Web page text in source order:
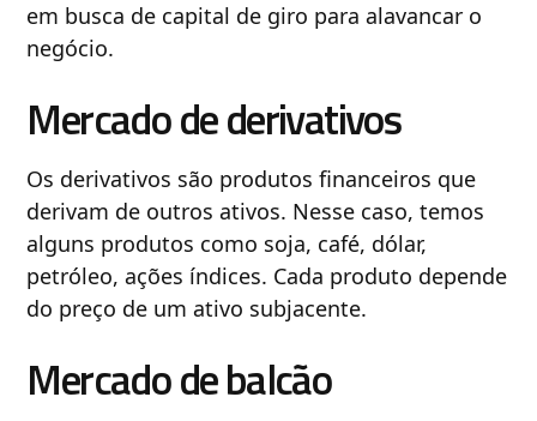
em busca de capital de giro para alavancar o
negócio.
Mercado de derivativos
Os derivativos são produtos financeiros que
derivam de outros ativos. Nesse caso, temos
alguns produtos como soja, café, dólar,
petróleo, ações índices. Cada produto depende
do preço de um ativo subjacente.
Mercado de balcão